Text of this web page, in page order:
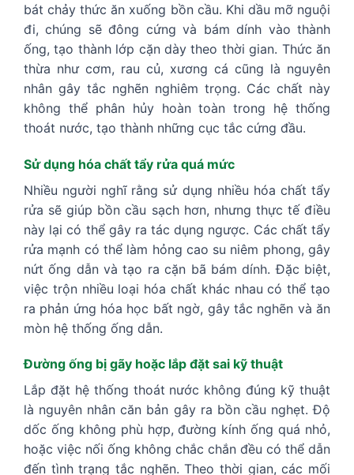
bát chảy thức ăn xuống bồn cầu. Khi dầu mỡ nguội
đi, chúng sẽ đông cứng và bám dính vào thành
ống, tạo thành lớp cặn dày theo thời gian. Thức ăn
thừa như cơm, rau củ, xương cá cũng là nguyên
nhân gây tắc nghẽn nghiêm trọng. Các chất này
không thể phân hủy hoàn toàn trong hệ thống
thoát nước, tạo thành những cục tắc cứng đầu.
Sử dụng hóa chất tẩy rửa quá mức
Nhiều người nghĩ rằng sử dụng nhiều hóa chất tẩy
rửa sẽ giúp bồn cầu sạch hơn, nhưng thực tế điều
này lại có thể gây ra tác dụng ngược. Các chất tẩy
rửa mạnh có thể làm hỏng cao su niêm phong, gây
nứt ống dẫn và tạo ra cặn bã bám dính. Đặc biệt,
việc trộn nhiều loại hóa chất khác nhau có thể tạo
ra phản ứng hóa học bất ngờ, gây tắc nghẽn và ăn
mòn hệ thống ống dẫn.
Đường ống bị gãy hoặc lắp đặt sai kỹ thuật
Lắp đặt hệ thống thoát nước không đúng kỹ thuật
là nguyên nhân căn bản gây ra bồn cầu nghẹt. Độ
dốc ống không phù hợp, đường kính ống quá nhỏ,
hoặc việc nối ống không chắc chắn đều có thể dẫn
đến tình trạng tắc nghẽn. Theo thời gian, các mối